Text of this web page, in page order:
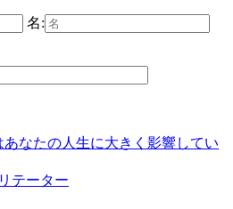
名:
あなたの人生に大きく影響してい
テーター